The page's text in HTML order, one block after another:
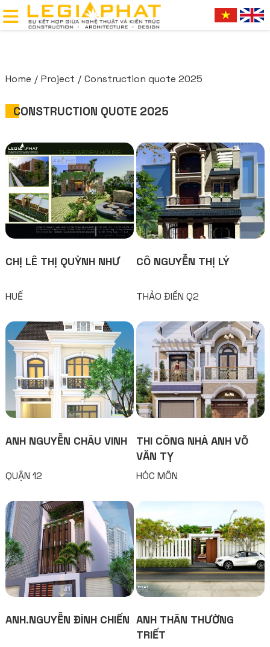
Home Project Construction quote 2025
CONSTRUCTION QUOTE 2025
CHỊ LÊ THỊ QUỲNH NHƯ
HUẾ
CÔ NGUYỄN THỊ LÝ
THẢO ĐIỀN Q2
ANH NGUYỄN CHÂU VINH
QUẬN 12
THI CÔNG NHÀ ANH VÕ
VĂN TỴ
HÓC MÔN
ANH.NGUYỄN ĐÌNH CHIẾN ANH THÂN THƯỜNG
TRIẾT